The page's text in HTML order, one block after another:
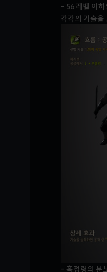
- 56 레벨 이
각각의 기술
- 흑정령의 분